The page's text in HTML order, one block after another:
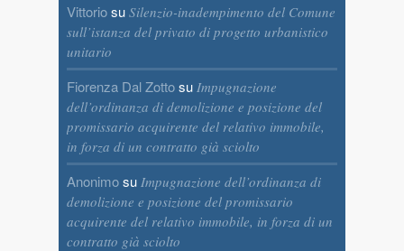
Vittoriosu Silenzio-inadempimento del Comune
sull’istanza del privato di progetto urbanistico
unitario
Fiorenza Dal Zottosu Impugnazione
dell’ordinanza di demolizione e posizione del
promissario acquirente del relativo immobile,
in forza di un contratto già sciolto
Anonimosu Impugnazione dell’ordinanza di
demolizione e posizione del promissario
acquirente del relativo immobile, in forza di un
contratto già sciolto